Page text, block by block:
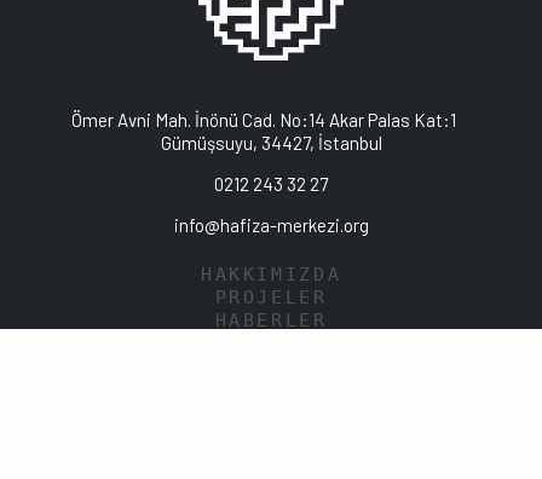
Ömer Avni Mah. İnönü Cad. No:14 Akar Palas Kat:1
Gümüşsuyu, 34427, İstanbul
0212 243 32 27
info@hafiza-merkezi.org
HAKKIMIZDA
PROJELER
HABERLER